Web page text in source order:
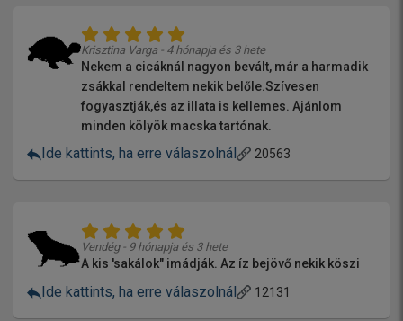
Krisztina Varga - 4 hónapja és 3 hete
Nekem a cicáknál nagyon bevált, már a harmadik
zsákkal rendeltem nekik belőle.Szívesen
fogyasztják,és az illata is kellemes. Ajánlom
minden kölyök macska tartónak.
Ide kattints, ha erre válaszolnál 20563
Vendég - 9 hónapja és 3 hete
A kis 'sakálok" imádják. Az íz bejövő nekik köszi
Ide kattints, ha erre válaszolnál 12131